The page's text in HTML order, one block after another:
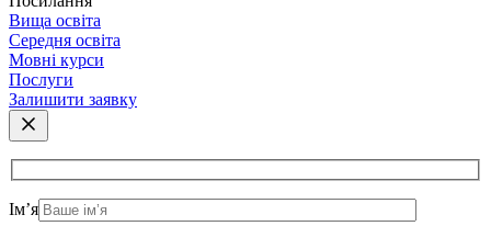
Вища освіта
Середня освіта
Мовні курси
Послуги
Залишити заявку
Ім’я